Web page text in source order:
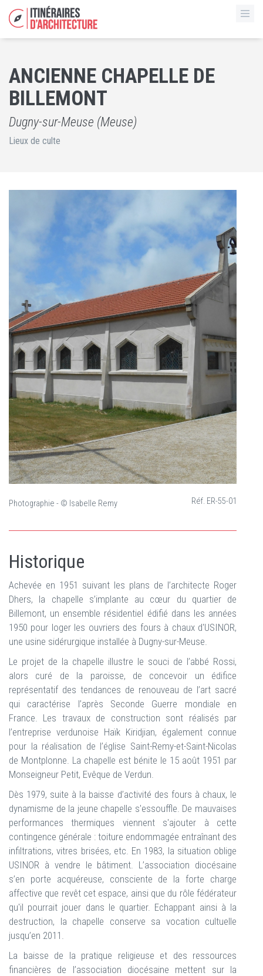
ANCIENNE CHAPELLE DE
BILLEMONT
Dugny-sur-Meuse (Meuse)
Lieux de culte
Photographie - © Isabelle Remy Réf. ER-55-01
Historique
Achevée en 1951 suivant les plans de l’architecte Roger
Dhers, la chapelle s’implante au cœur du quartier de
Billemont, un ensemble résidentiel édifié dans les années
1950 pour loger les ouvriers des fours à chaux d'USINOR,
une usine sidérurgique installée à Dugny-sur-Meuse.
Le projet de la chapelle illustre le souci de l’abbé Rossi,
alors curé de la paroisse, de concevoir un édifice
représentatif des tendances de renouveau de l’art sacré
qui caractérise l’après Seconde Guerre mondiale en
France. Les travaux de construction sont réalisés par
l’entreprise verdunoise Haïk Kiridjian, également connue
pour la réalisation de l’église Saint-Remy-et-Saint-Nicolas
de Montplonne. La chapelle est bénite le 15 août 1951 par
Monseigneur Petit, Evêque de Verdun.
Dès 1979, suite à la baisse d’activité des fours à chaux, le
dynamisme de la jeune chapelle s'essouffle. De mauvaises
performances thermiques viennent s'ajouter à cette
contingence générale : toiture endommagée entraînant des
infiltrations, vitres brisées, etc. En 1983, la situation oblige
USINOR à vendre le bâtiment. L’association diocésaine
s’en porte acquéreuse, consciente de la forte charge
affective que revêt cet espace, ainsi que du rôle fédérateur
qu'il pourrait jouer dans le quartier. Echappant ainsi à la
destruction, la chapelle conserve sa vocation cultuelle
jusqu’en 2011.
La baisse de la pratique religieuse et des ressources
financières de l’association diocésaine mettent sur la